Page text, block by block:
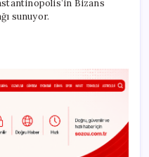
Bizans
sunuyor.